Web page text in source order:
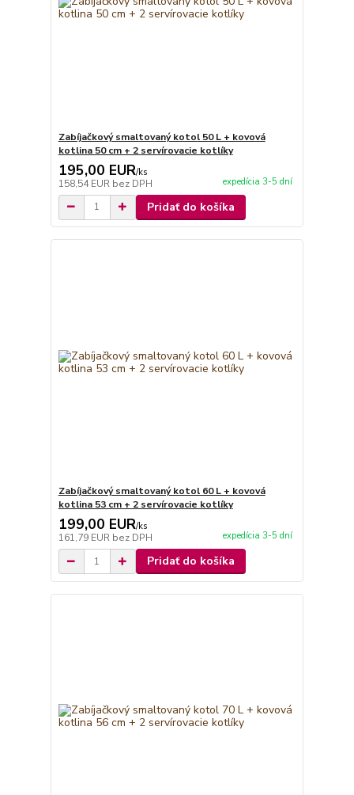
Zabíjačkový smaltovaný kotol 50 L + kovová
kotlina 50 cm + 2 servírovacie kotlíky
195,00 EUR/ks
158,54 EUR bez DPH expedícia 3-5 dní
Pridať do košíka
Zabíjačkový smaltovaný kotol 60 L + kovová
kotlina 53 cm + 2 servírovacie kotlíky
199,00 EUR/ks
161,79 EUR bez DPH expedícia 3-5 dní
Pridať do košíka